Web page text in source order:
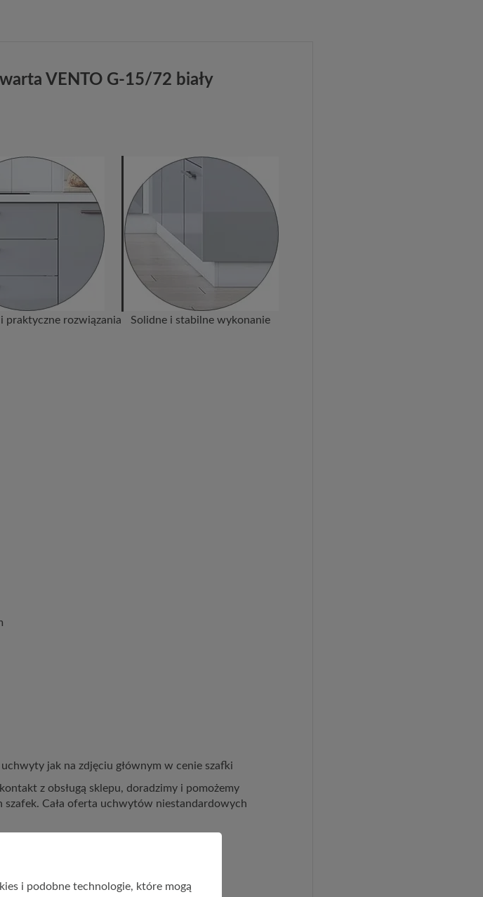
VENTO G-15/72 biały
praktyczne rozwiązania Solidne i stabilne wykonanie
jak na zdjęciu głównym w cenie szafki
z obsługą sklepu, doradzimy i pomożemy
Cała oferta uchwytów niestandardowych
i podobne technologie, które mogą